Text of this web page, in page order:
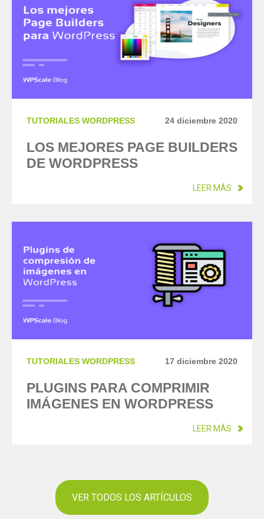
TUTORIALES WORDPRESS 24 diciembre 2020
LOS MEJORES PAGE BUILDERS
DE WORDPRESS
LEER MÁS
TUTORIALES WORDPRESS 17 diciembre 2020
PLUGINS PARA COMPRIMIR
IMÁGENES EN WORDPRESS
LEER MÁS
VER TODOS LOS ARTÍCULOS